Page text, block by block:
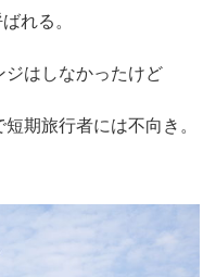
れる。
ジはしなかったけど
期旅行者には不向き。